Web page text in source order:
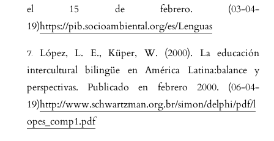
el 15 de febrero. (03-04-
19)https://pib.socioambiental.org/es/Lenguas
López, L. E., Küper, W. (2000). La educación
intercultural bilingüe en América Latina:balance y
perspectivas. Publicado en febrero 2000. (06-04-
19)http://www.schwartzman.org.br/simon/delphi/pdf/l
opes_comp1.pdf